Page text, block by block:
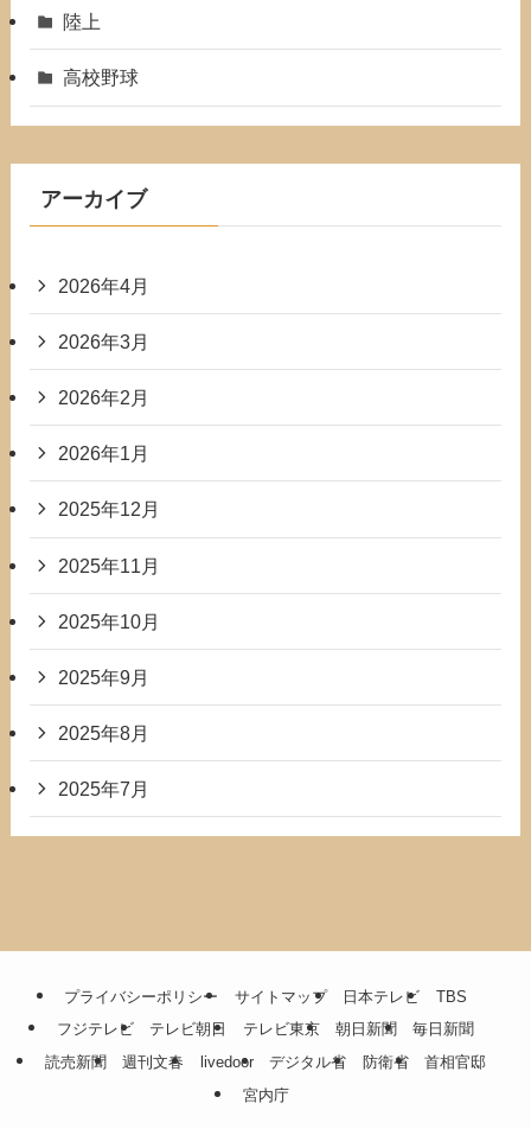
陸上
高校野球
アーカイブ
2026年4月
2026年3月
2026年2月
2026年1月
2025年12月
2025年11月
2025年10月
2025年9月
2025年8月
2025年7月
プライバシーポリシー サイトマップ 日本テレビ
TBS
フジテレビ
テレビ朝日 テレビ東京 朝日新聞
毎日新聞
読売新聞
週刊文春 livedoor デジタル省 防衛省
首相官邸
宮内庁